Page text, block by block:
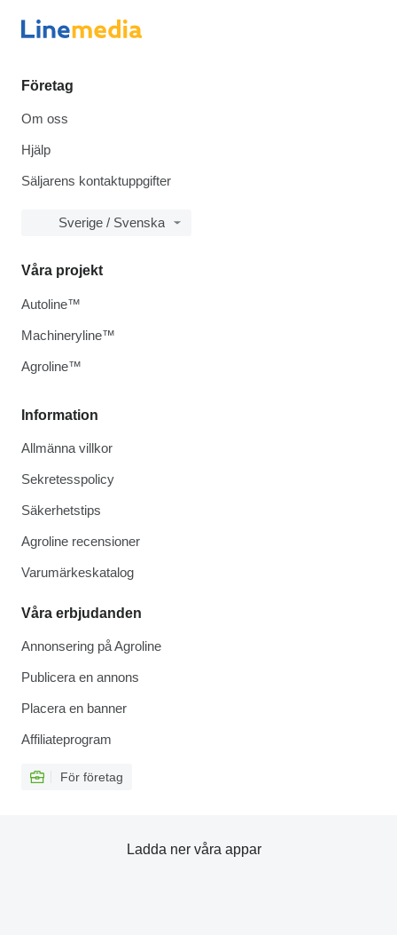
Företag
Om oss
Hjälp
Säljarens kontaktuppgifter
Sverige / Svenska
Information
Allmänna villkor
Sekretesspolicy
Säkerhetstips
Agroline recensioner
Varumärkeskatalog
Våra erbjudanden
Annonsering på Agroline
Publicera en annons
Placera en banner
Affiliateprogram
För företag
Våra projekt
Autoline™
Machineryline™
Agroline™
Ladda ner våra appar